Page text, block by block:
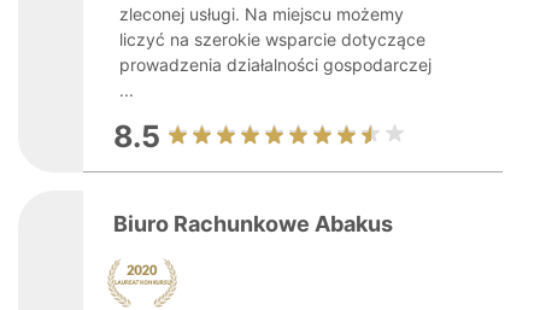
zleconej usługi. Na miejscu możemy
liczyć na szerokie wsparcie dotyczące
prowadzenia działalności gospodarczej
...
8.5
Biuro Rachunkowe Abakus